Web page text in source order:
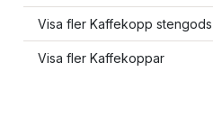
Visa fler Kaffekopp stengods
Visa fler Kaffekoppar